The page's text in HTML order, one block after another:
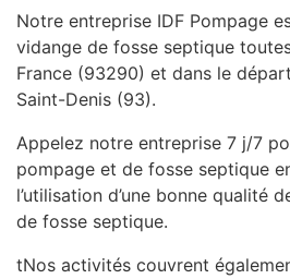
Notre entreprise IDF Pompage
vidange de fosse septique
France (93290) et dans le
Saint-Denis (93).
Appelez notre entreprise 7 j/7
pompage et de fosse septique
l’utilisation d’une bonne qualité
de fosse septique.
tNos activités couvrent